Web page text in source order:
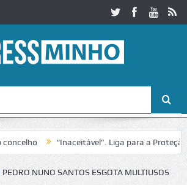
“Inaceitável”. Liga para a Proteção da
Igreja do Castelo de Cerveira
PEDRO NUNO SANTOS ESGOTA MULTIUSOS